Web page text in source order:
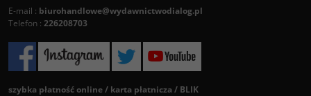
E-mail : biurohandlowe@wydawnictwodialog.pl
Telefon : 226208703
szybka płatność online / karta płatnicza / BLIK